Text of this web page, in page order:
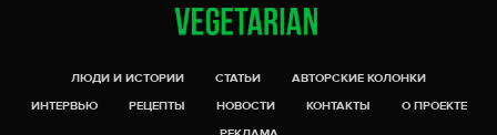
ЛЮДИ И ИСТОРИИ СТАТЬИ
АВТОРСКИЕ КОЛОНКИ
ИНТЕРВЬЮ
РЕЦЕПТЫ НОВОСТИ КОНТАКТЫ
О ПРОЕКТЕ